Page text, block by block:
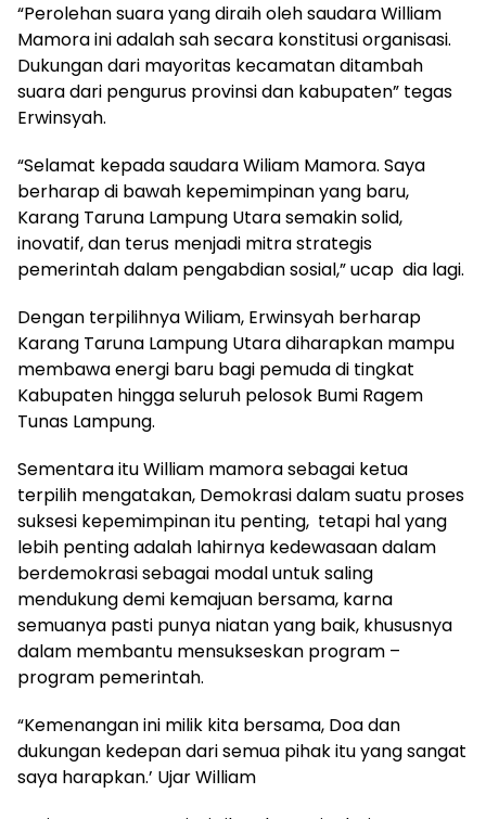
“Perolehan suara yang diraih oleh saudara William
Mamora ini adalah sah secara konstitusi organisasi.
Dukungan dari mayoritas kecamatan ditambah
suara dari pengurus provinsi dan kabupaten” tegas
Erwinsyah.
“Selamat kepada saudara Wiliam Mamora. Saya
berharap di bawah kepemimpinan yang baru,
Karang Taruna Lampung Utara semakin solid,
inovatif, dan terus menjadi mitra strategis
pemerintah dalam pengabdian sosial,” ucap dia lagi.
Dengan terpilihnya Wiliam, Erwinsyah berharap
Karang Taruna Lampung Utara diharapkan mampu
membawa energi baru bagi pemuda di tingkat
Kabupaten hingga seluruh pelosok Bumi Ragem
Tunas Lampung.
Sementara itu William mamora sebagai ketua
terpilih mengatakan, Demokrasi dalam suatu proses
suksesi kepemimpinan itu penting, tetapi hal yang
lebih penting adalah lahirnya kedewasaan dalam
berdemokrasi sebagai modal untuk saling
mendukung demi kemajuan bersama, karna
semuanya pasti punya niatan yang baik, khususnya
dalam membantu mensukseskan program –
program pemerintah.
“Kemenangan ini milik kita bersama, Doa dan
dukungan kedepan dari semua pihak itu yang sangat
saya harapkan.’ Ujar William